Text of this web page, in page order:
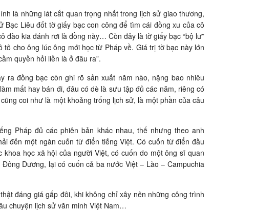
là những lát cắt quan trọng nhất trong lịch sử giao thương,
Liêu đốt tờ giấy bạc con công để tìm cái đồng xu của cô
đào kia đánh rơi là đồng này… Còn đây là tờ giấy bạc “bộ lư”
cho ông lúc ông mới học từ Pháp về. Giá trị tờ bạc này lớn
quyền hỏi liền là ở đâu ra”.
ra đồng bạc còn ghi rõ sản xuất năm nào, nặng bao nhiêu
mất hay bán đi, đâu có dè là sưu tập đủ các năm, riêng có
coi như là một khoảng trống lịch sử, là một phần của câu
Pháp đủ các phiên bản khác nhau, thế nhưng theo anh
đến một ngàn cuốn từ điển tiếng Việt. Có cuốn từ điển đầu
học xã hội của người Việt, có cuốn do một ông sĩ quan
Dương, lại có cuốn cả ba nước Việt – Lào – Campuchia
đáng giá gấp đôi, khi không chỉ xây nên những công trình
chuyện lịch sử văn minh Việt Nam…